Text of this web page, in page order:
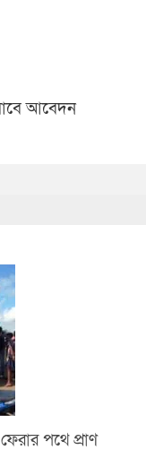
আবেদন
পথে প্রাণ